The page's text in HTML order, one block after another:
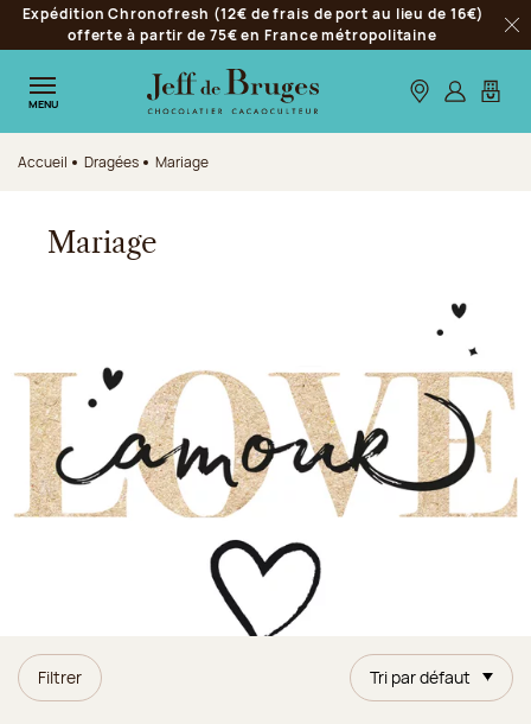
Aller à la navigation
Aller au contenu principal
Aller au pied de page
Expédition Chronofresh (12€ de frais de port au lieu de 16€)
offerte à partir de 75€ en France métropolitaine
MENU Nos boutiques
S’identifier
Mon
Accueil Dragées Mariage
Mariage
Filtrer Tri par défaut